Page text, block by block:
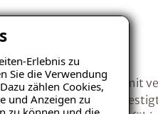
Erlebnis zu
Sie die Verwendung
zählen Cookies,
und Anzeigen zu
mit
mechanisch